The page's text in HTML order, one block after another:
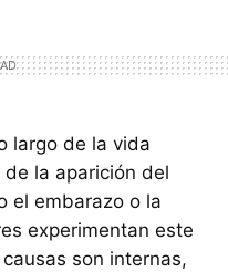
largo de la vida
la aparición del
el embarazo o la
experimentan este
son internas,